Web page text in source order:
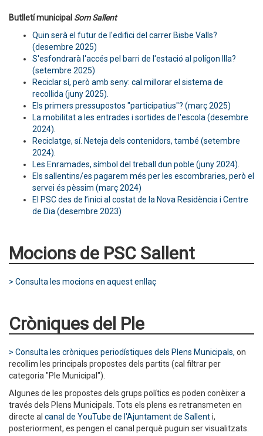
Butlletí municipal Som Sallent
Quin serà el futur de l'edifici del carrer Bisbe Valls?
(desembre 2025)
S'esfondrarà l'accés pel barri de l'estació al polígon Illa?
(setembre 2025)
Reciclar sí, però amb seny: cal millorar el sistema de
recollida (juny 2025).
Els primers pressupostos "participatius"? (març 2025)
La mobilitat a les entrades i sortides de l'escola (desembre
2024).
Reciclatge, sí. Neteja dels contenidors, també (setembre
2024).
Les Enramades, símbol del treball dun poble (juny 2024).
Els sallentins/es pagarem més per les escombraries, però el
servei és pèssim (març 2024)
El PSC des de l’inici al costat de la Nova Residència i Centre
de Dia (desembre 2023)
Mocions de PSC Sallent
> Consulta les mocions en aquest enllaç
Cròniques del Ple
> Consulta les cròniques periodístiques dels Plens Municipals, on
recollim les principals propostes dels partits (cal filtrar per
categoria "Ple Municipal").
Algunes de les propostes dels grups polítics es poden conèixer a
través dels Plens Municipals. Tots els plens es retransmeten en
directe al canal de YouTube de l'Ajuntament de Sallenti,
posteriorment, es pengen el canal perquè puguin ser visualitzats.